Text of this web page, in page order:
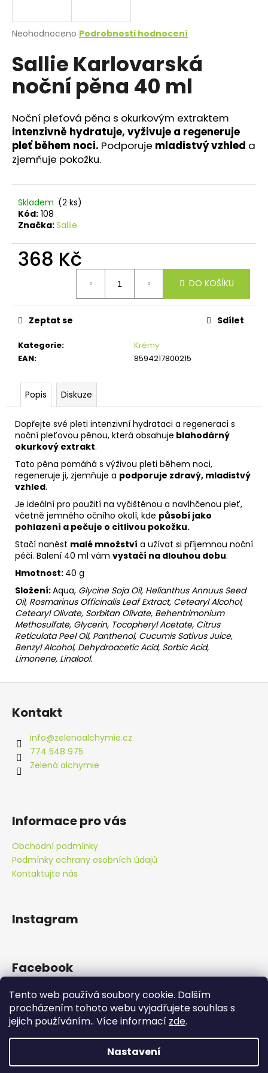
Tento web používá soubory cookie. Dalším
procházením tohoto webu vyjadřujete souhlas s
jejich používáním.. Více informací zde.
Nastavení
Průměrné
produktu
je
hvězdiček.
Neohodnoceno Podrobnosti hodnocení
Sallie Karlovarská
noční pěna 40 ml
Noční pleťová pěna s okurkovým extraktem
intenzivně hydratuje, vyživuje a regeneruje
pleť během noci. Podporuje mladistvý vzhled a
zjemňuje pokožku.
Skladem (2 ks)
Kód: 108
Značka:Sallie
368 Kč
DO KOŠÍKU
Kategorie:
Krémy
EAN: 8594217800215
Zeptat se Sdílet
Popis Diskuze
Dopřejte své pleti intenzivní hydrataci a regeneraci s
noční pleťovou pěnou, která obsahuje blahodárný
okurkový extrakt.
Tato pěna pomáhá s výživou pleti během noci,
regeneruje ji, zjemňuje a podporuje zdravý, mladistvý
vzhled.
Je ideální pro použití na vyčištěnou a navlhčenou pleť,
včetně jemného očního okolí, kde působí jako
pohlazení a pečuje o citlivou pokožku.
Stačí nanést malé množství a užívat si příjemnou noční
péči. Balení 40 ml vám vystačí na dlouhou dobu.
Hmotnost: 40 g
Složení:Aqua, Glycine Soja Oil, Helianthus Annuus Seed
Oil, Rosmarinus Officinalis Leaf Extract, Cetearyl Alcohol,
Cetearyl Olivate, Sorbitan Olivate, Behentrimonium
Methosulfate, Glycerin, Tocopheryl Acetate, Citrus
Reticulata Peel Oil, Panthenol, Cucumis Sativus Juice,
Benzyl Alcohol, Dehydroacetic Acid, Sorbic Acid,
Limonene, Linalool.
j
t
?
HLEDAT
o
p
o
r
u
e
m
Z
Kontakt
info@zelenaalchymie.cz
774 548 975
Zelená alchymie
Informace pro vás
Obchodní podmínky
Podmínky ochrany osobních údajů
Kontaktujte nás
Instagram
Facebook
Doprava zdarma od 890 Kč!